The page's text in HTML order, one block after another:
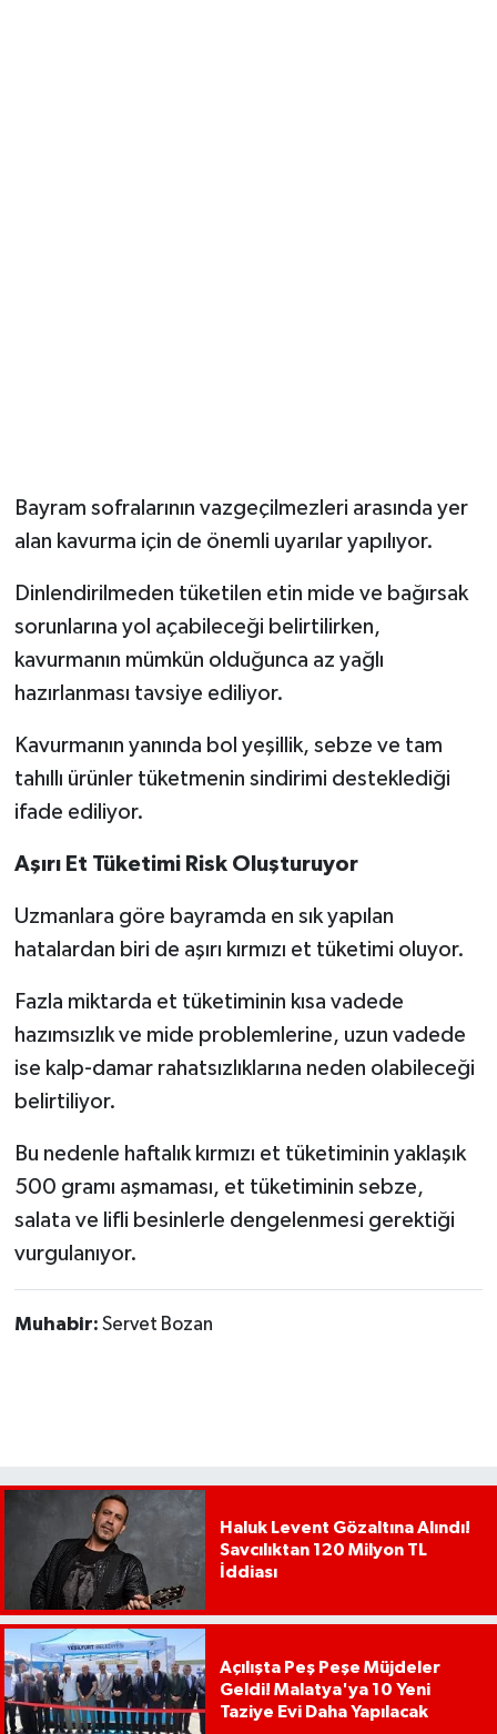
Bayram sofralarının vazgeçilmezleri arasında yer
alan kavurma için de önemli uyarılar yapılıyor.
Dinlendirilmeden tüketilen etin mide ve bağırsak
sorunlarına yol açabileceği belirtilirken,
kavurmanın mümkün olduğunca az yağlı
hazırlanması tavsiye ediliyor.
Kavurmanın yanında bol yeşillik, sebze ve tam
tahıllı ürünler tüketmenin sindirimi desteklediği
ifade ediliyor.
Aşırı Et Tüketimi Risk Oluşturuyor
Uzmanlara göre bayramda en sık yapılan
hatalardan biri de aşırı kırmızı et tüketimi oluyor.
Fazla miktarda et tüketiminin kısa vadede
hazımsızlık ve mide problemlerine, uzun vadede
ise kalp-damar rahatsızlıklarına neden olabileceği
belirtiliyor.
Bu nedenle haftalık kırmızı et tüketiminin yaklaşık
500 gramı aşmaması, et tüketiminin sebze,
salata ve lifli besinlerle dengelenmesi gerektiği
vurgulanıyor.
Muhabir: Servet Bozan
Haluk Levent Gözaltına Alındı!
Savcılıktan 120 Milyon TL
İddiası
Açılışta Peş Peşe Müjdeler
Geldi! Malatya'ya 10 Yeni
Taziye Evi Daha Yapılacak